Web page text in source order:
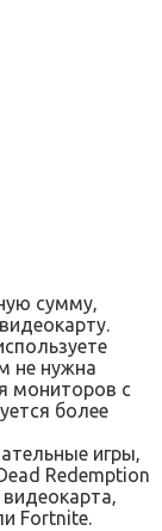
сумму‚
не нужна
мониторов с
более
игры‚
Redemption
Fortnite.